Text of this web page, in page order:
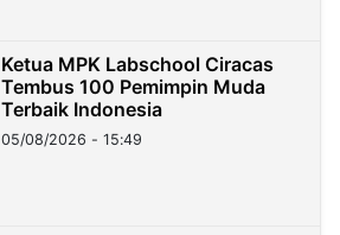
Ketua MPK Labschool Ciracas
Tembus 100 Pemimpin Muda
Terbaik Indonesia
05/08/2026 - 15:49